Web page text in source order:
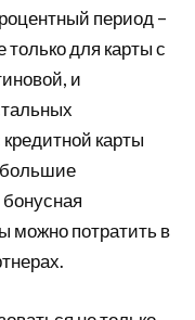
период –
для карты с
и
карты
можно потратить в